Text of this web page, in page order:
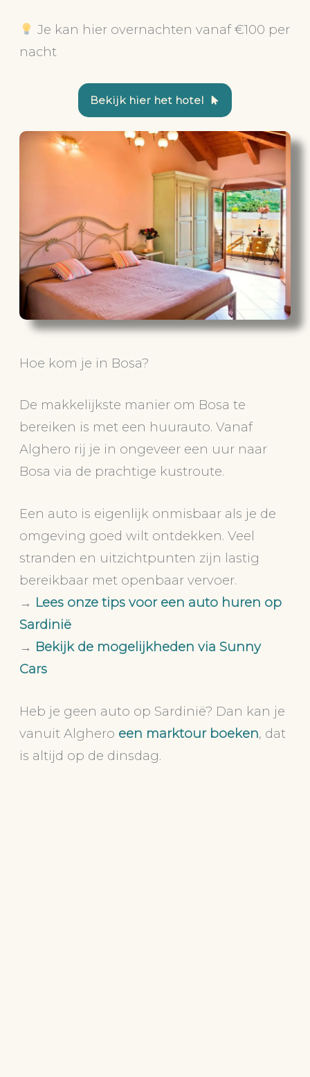
Je kan hier overnachten vanaf €100 per
nacht
Bekijk hier het hotel
Hoe kom je in Bosa?
De makkelijkste manier om Bosa te
bereiken is met een huurauto. Vanaf
Alghero rij je in ongeveer een uur naar
Bosa via de prachtige kustroute.
Een auto is eigenlijk onmisbaar als je de
omgeving goed wilt ontdekken. Veel
stranden en uitzichtpunten zijn lastig
bereikbaar met openbaar vervoer.
→ Lees onze tips voor een auto huren op
Sardinië
→ Bekijk de mogelijkheden via Sunny
Cars
Heb je geen auto op Sardinië? Dan kan je
vanuit Alghero een marktour boeken, dat
is altijd op de dinsdag.